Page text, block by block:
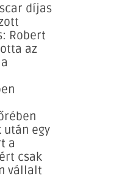
díjas
Robert
az
után egy
a
csak
vállalt